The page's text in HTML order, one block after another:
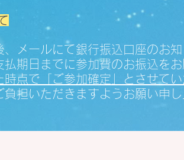
、メールにて銀行振込口座のお
期日までに参加費のお振込を
点で「ご参加確定」とさせて
担いただきますようお願い申